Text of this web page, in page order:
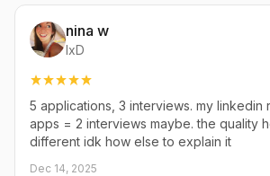
nina w
IxD
5 applications, 3 interviews. my linkedin
apps = 2 interviews maybe. the quality
different idk how else to explain it
Dec 14, 2025